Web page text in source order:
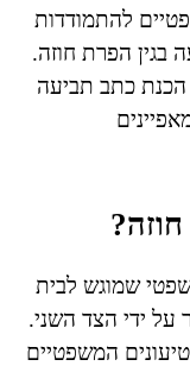
להתמודדות
הפרת חוזה.
הכנת כתב תביעה
שמוגש לבית
על ידי הצד השני.
המשפטיים